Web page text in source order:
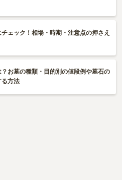
ェック！相場・時期・注意点の押さえ
お墓の種類・目的別の値段例や墓石の
る方法